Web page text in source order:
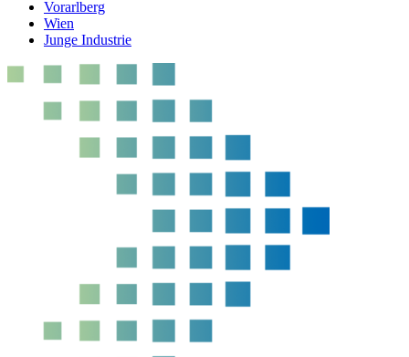
Vorarlberg
Wien
Junge Industrie